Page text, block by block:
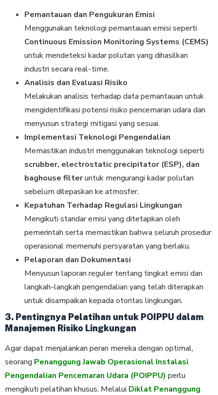
Pemantauan dan Pengukuran Emisi
Menggunakan teknologi pemantauan emisi seperti
Continuous Emission Monitoring Systems (CEMS)
untuk mendeteksi kadar polutan yang dihasilkan
industri secara real-time.
Analisis dan Evaluasi Risiko
Melakukan analisis terhadap data pemantauan untuk
mengidentifikasi potensi risiko pencemaran udara dan
menyusun strategi mitigasi yang sesuai.
Implementasi Teknologi Pengendalian
Memastikan industri menggunakan teknologi seperti
scrubber, electrostatic precipitator (ESP), dan
baghouse filteruntuk mengurangi kadar polutan
sebelum dilepaskan ke atmosfer.
Kepatuhan Terhadap Regulasi Lingkungan
Mengikuti standar emisi yang ditetapkan oleh
pemerintah serta memastikan bahwa seluruh prosedur
operasional memenuhi persyaratan yang berlaku.
Pelaporan dan Dokumentasi
Menyusun laporan reguler tentang tingkat emisi dan
langkah-langkah pengendalian yang telah diterapkan
untuk disampaikan kepada otoritas lingkungan.
3. Pentingnya Pelatihan untuk POIPPU dalam
Manajemen Risiko Lingkungan
Agar dapat menjalankan peran mereka dengan optimal,
seorang Penanggung Jawab Operasional Instalasi
Pengendalian Pencemaran Udara (POIPPU) perlu
mengikuti pelatihan khusus. Melalui Diklat Penanggung